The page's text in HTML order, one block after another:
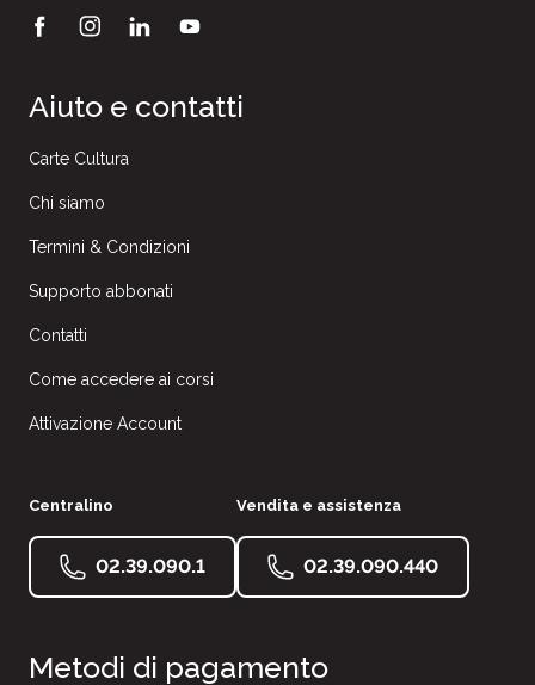
Aiuto e contatti
Carte Cultura
Chi siamo
Termini & Condizioni
Supporto abbonati
Contatti
Come accedere ai corsi
Attivazione Account
Centralino
02.39.090.1
Vendita e assistenza
02.39.090.440
Metodi di pagamento